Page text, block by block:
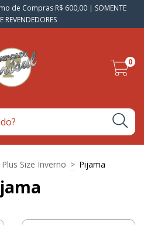
de Compras R$ 600,00 | SOMENTE
REVENDEDORES
0
Plus Size Inverno > Pijama